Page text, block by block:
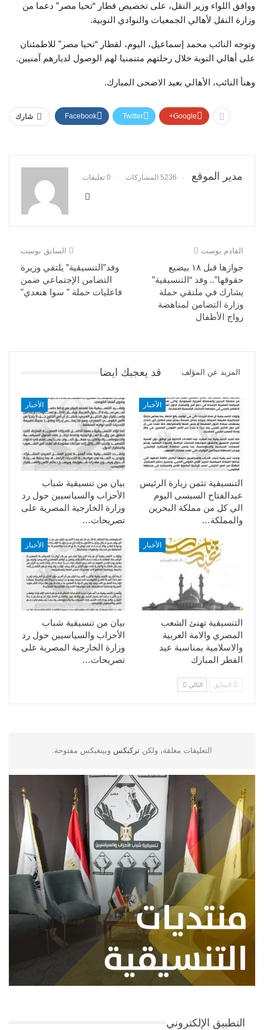
ووافق اللواء وزير النقل، على تخصيص قطار “تحيا مصر” دعما من
وزارة النقل لأهالي الجمعيات والنوادي النوبية.
وتوجه النائب محمد إسماعيل، اليوم، لقطار “تحيا مصر” للاطمئنان
على أهالي النوبة خلال رحلتهم متنمنيا لهم الوصول لديارهم آمنيين.
وهنأ النائب، الأهالي بعيد الاضحى المبارك.
شارك Facebook Twitter Google+
مدير الموقع 5236 المشاركات 0 تعليقات
السابق بوست
وفد”التنسيقية” يلتقي وزيرة
التضامن الإجتماعي ضمن
فاعليات حملة ” سوا هنعدي”
القادم بوست
جوازها قبل ١٨ بيضيع
حقوقها”.. وفد “التنسيقية”
يشارك في ملتقي حملة
وزارة التضامن لمناهضة
زواج الأطفال
قد يعجبك ايضا المزيد عن المؤلف
الأخبار
بيان من تنسيقية شباب
الأحزاب والسياسيين حول رد
وزارة الخارجية المصرية على
تصريحات…
الأخبار
التنسيقية تثمن زيارة الرئيس
عبدالفتاح السيسى اليوم
الي كل من مملكة البحرين
والمملكة…
الأخبار
بيان من تنسيقية شباب
الأحزاب والسياسيين حول رد
وزارة الخارجية المصرية على
تصريحات…
الأخبار
التنسيقية تهنئ الشعب
المصري والامة العربية
والاسلامية بمناسبة عيد
الفطر المبارك
السابق التالي
التعليقات مغلقة، ولكن تركبكس وبينغبكس مفتوحة.
التطبيق الإلكتروني